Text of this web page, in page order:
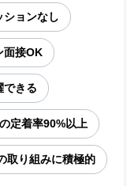
ションなし
面接OK
できる
定着率90%以上
取り組みに積極的